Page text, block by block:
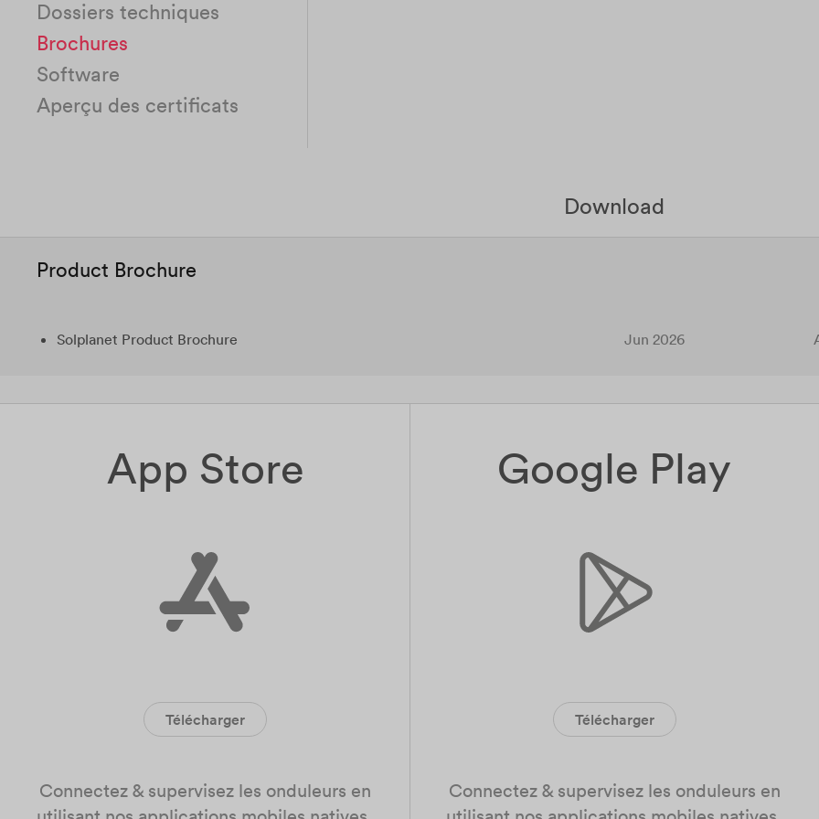
Dossiers techniques
Brochures
Software
Aperçu des certificats
Download
Product Brochure
Solplanet Product Brochure Jun 2026
App Store
Télécharger
Connectez & supervisez les onduleurs en
Google Play
Télécharger
Connectez & supervisez les onduleurs en